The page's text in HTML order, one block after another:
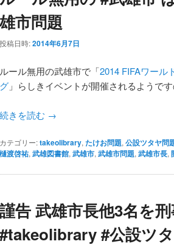
雄市問題
投稿日時:2014年6月7日
ルール無用の武雄市で「2014 FIFAワー
グ 」らしきイベントが開催されるようで
続きを読む →
カテゴリー:takeolibrary,たけお問題,公設ツタヤ問
樋渡啓祐,武雄図書館,武雄市,武雄市問題,武雄市長,
謹告 武雄市長他3名を
#takeolibrary #公設ツ